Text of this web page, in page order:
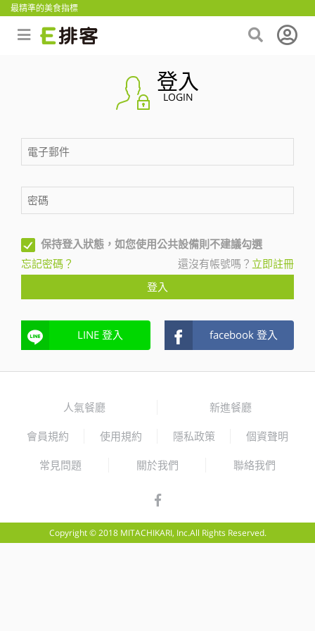
最精準的美食指標
登入
LOGIN
保持登入狀態，如您使用公共設備則不建議勾選
忘記密碼？
還沒有帳號嗎？ 立即註冊
登入
LINE 登入 facebook 登入
人氣餐廳 新進餐廳
會員規約 使用規約 隱私政策 個資聲明
常見問題 關於我們 聯絡我們
Copyright © 2018 MITACHIKARI, Inc.All Rights Reserved.